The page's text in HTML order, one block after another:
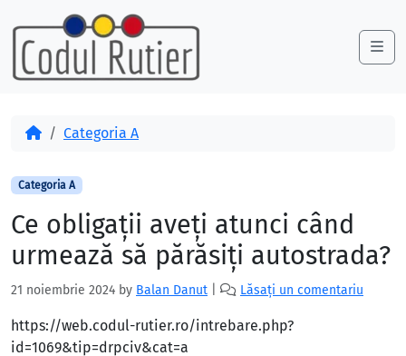
Skip to content
Skip to footer
AcasăCategoria A
Categoria A
Ce obligaţii aveţi atunci când
urmează să părăsiţi autostrada?
21 noiembrie 2024 by Balan Danut Lăsați un comentariu
https://web.codul-rutier.ro/intrebare.php?
id=1069&tip=drpciv&cat=a